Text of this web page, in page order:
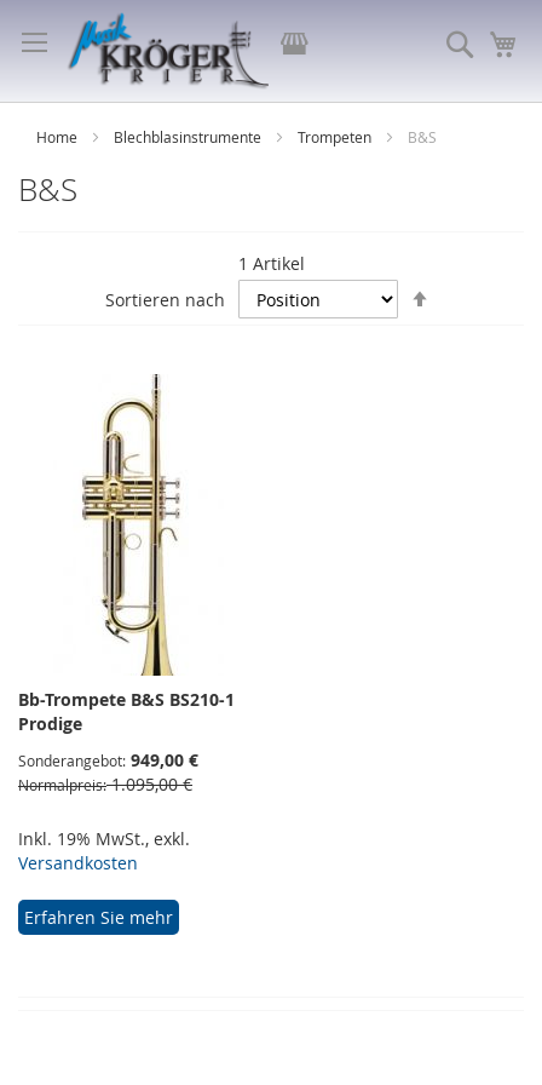
zum
Inhalt
Store
auswählen
Suche
Home Blechblasinstrumente Trompeten B&S
B&S
1 Artikel
Sortieren nach
Bb-Trompete B&S BS210-1
Prodige
Sonderangebot 949,00 €
Normalpreis 1.095,00 €
Inkl. 19% MwSt., exkl.
Versandkosten
Erfahren Sie mehr